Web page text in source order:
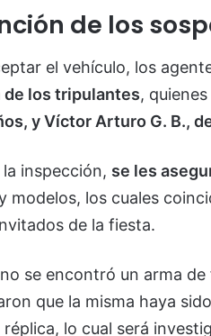
de los
el vehículo, los
de los tripulantes,
y Víctor Arturo G. B.,
inspección, se les
modelos, los cuales
de la fiesta.
se encontró un arma
que la misma haya sido
réplica, lo cual será